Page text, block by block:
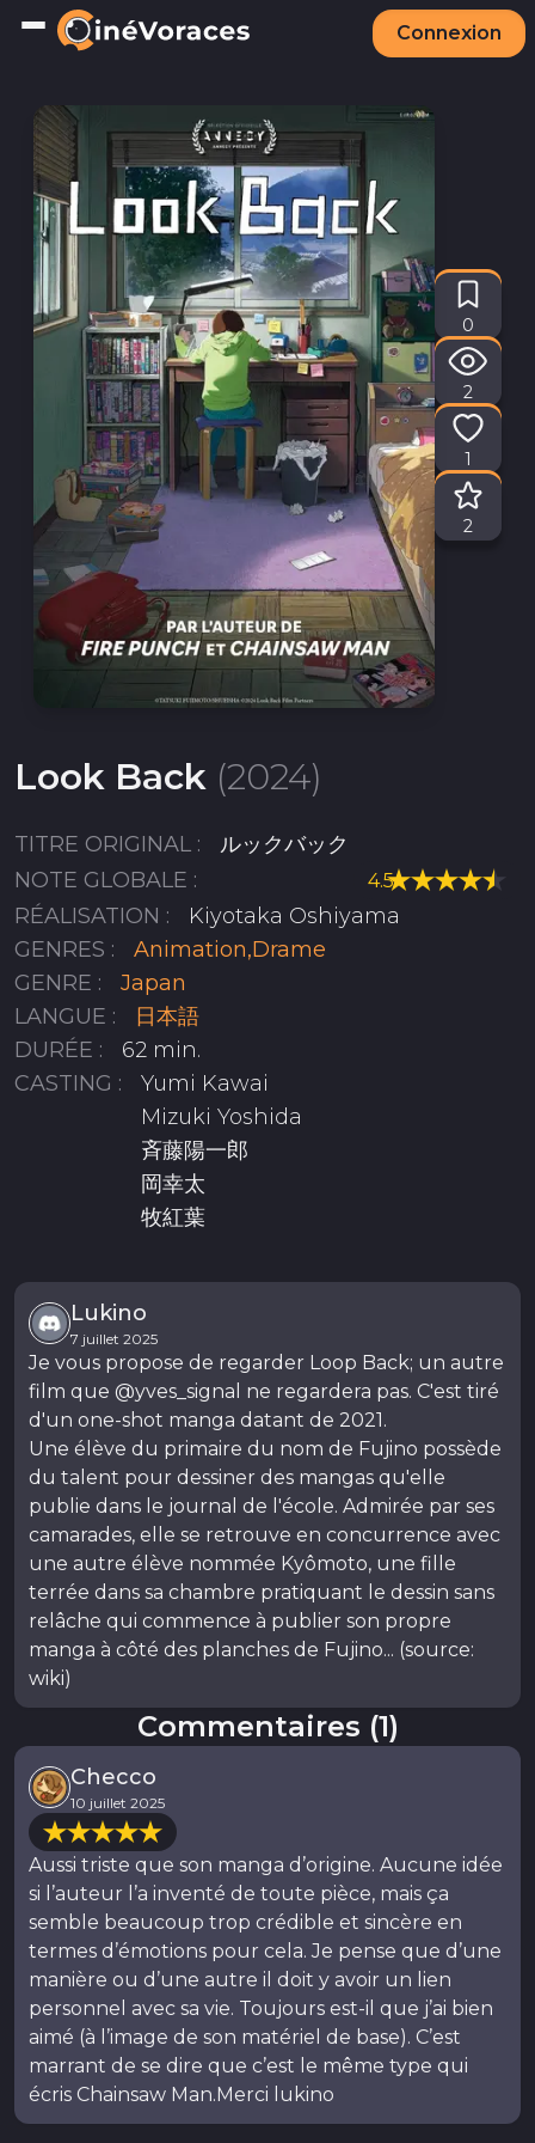
Connexion
0
2
1
2
Note sur 5
Look Back (2024)
TITRE ORIGINAL :
ルックバック
NOTE GLOBALE :
4.5
RÉALISATION :
Kiyotaka Oshiyama
GENRES :
Animation,Drame
GENRE :
Japan
LANGUE :
日本語
DURÉE :
62 min.
CASTING :
Yumi Kawai
Mizuki Yoshida
斉藤陽一郎
岡幸太
牧紅葉
Lukino
7 juillet 2025
Je vous propose de regarder Loop Back; un autre
film que @yves_signal ne regardera pas. C'est tiré
d'un one-shot manga datant de 2021.
Une élève du primaire du nom de Fujino possède
du talent pour dessiner des mangas qu'elle
publie dans le journal de l'école. Admirée par ses
camarades, elle se retrouve en concurrence avec
une autre élève nommée Kyômoto, une fille
terrée dans sa chambre pratiquant le dessin sans
relâche qui commence à publier son propre
manga à côté des planches de Fujino... (source:
wiki)
Commentaires (1)
Checco
10 juillet 2025
Aussi triste que son manga d’origine. Aucune idée
si l’auteur l’a inventé de toute pièce, mais ça
semble beaucoup trop crédible et sincère en
termes d’émotions pour cela. Je pense que d’une
manière ou d’une autre il doit y avoir un lien
personnel avec sa vie. Toujours est-il que j’ai bien
aimé (à l’image de son matériel de base). C’est
marrant de se dire que c’est le même type qui
écris Chainsaw Man.Merci lukino